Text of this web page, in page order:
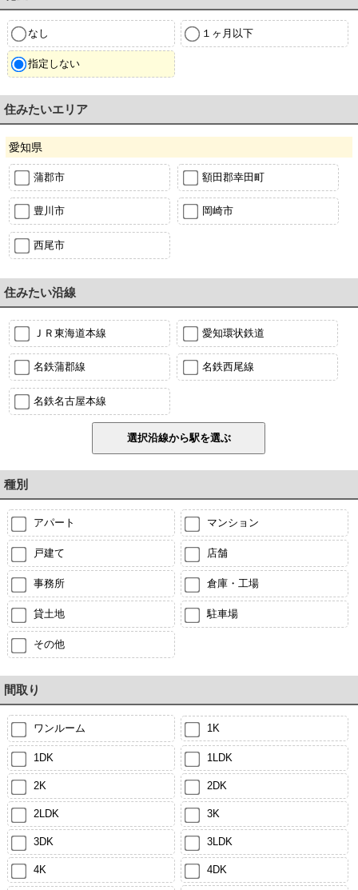
なし １ヶ月以下
指定しない
住みたいエリア
愛知県
蒲郡市 額田郡幸田町
豊川市 岡崎市
西尾市
住みたい沿線
ＪＲ東海道本線 愛知環状鉄道
名鉄蒲郡線 名鉄西尾線
名鉄名古屋本線
種別
アパート マンション
戸建て 店舗
事務所 倉庫・工場
貸土地 駐車場
その他
間取り
ワンルーム 1K
1DK 1LDK
2K 2DK
2LDK 3K
3DK 3LDK
4K 4DK